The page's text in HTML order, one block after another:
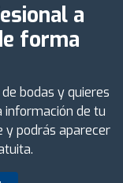
a
forma
bodas y quieres
información de tu
y podrás aparecer